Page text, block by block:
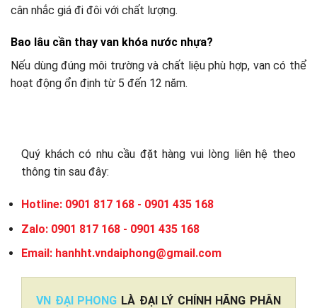
cân nhắc giá đi đôi với chất lượng.
Bao lâu cần thay van khóa nước nhựa?
Nếu dùng đúng môi trường và chất liệu phù hợp, van có thể
hoạt động ổn định từ 5 đến 12 năm.
Quý khách có nhu cầu đặt hàng vui lòng liên hệ theo
thông tin sau đây:
Hotline: 0901 817 168 - 0901 435 168
Zalo: 0901 817 168 - 0901 435 168
Email: hanhht.vndaiphong@gmail.com
VN ĐẠI PHONG LÀ ĐẠI LÝ CHÍNH HÃNG PHÂN